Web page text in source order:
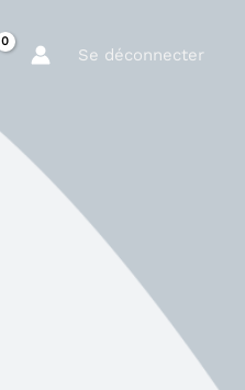
Se déconnecter